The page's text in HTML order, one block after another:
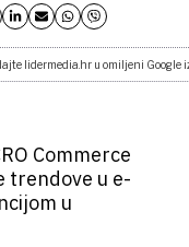
lidermedia.hr u omiljeni Google
Commerce
trendove u e-
u